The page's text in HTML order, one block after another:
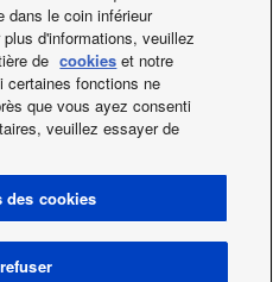
en mode chaud, XE/E9-
électriques à +7°C
mode chaud, VE9-NKE
électriques à +7°C
Youtube
LinkedIn
Data act
Actualités
labels
dans le coin inférieur
d'informations, veuillez
de cookies et notre
certaines fonctions ne
que vous ayez consenti
veuillez essayer de
des cookies